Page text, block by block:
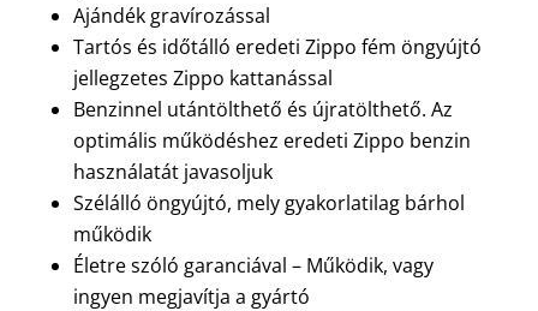
Ajándék gravírozással
Tartós és időtálló eredeti Zippo fém öngyújtó
jellegzetes Zippo kattanással
Benzinnel utántölthető és újratölthető. Az
optimális működéshez eredeti Zippo benzin
használatát javasoljuk
Szélálló öngyújtó, mely gyakorlatilag bárhol
működik
Életre szóló garanciával – Működik, vagy
ingyen megjavítja a gyártó